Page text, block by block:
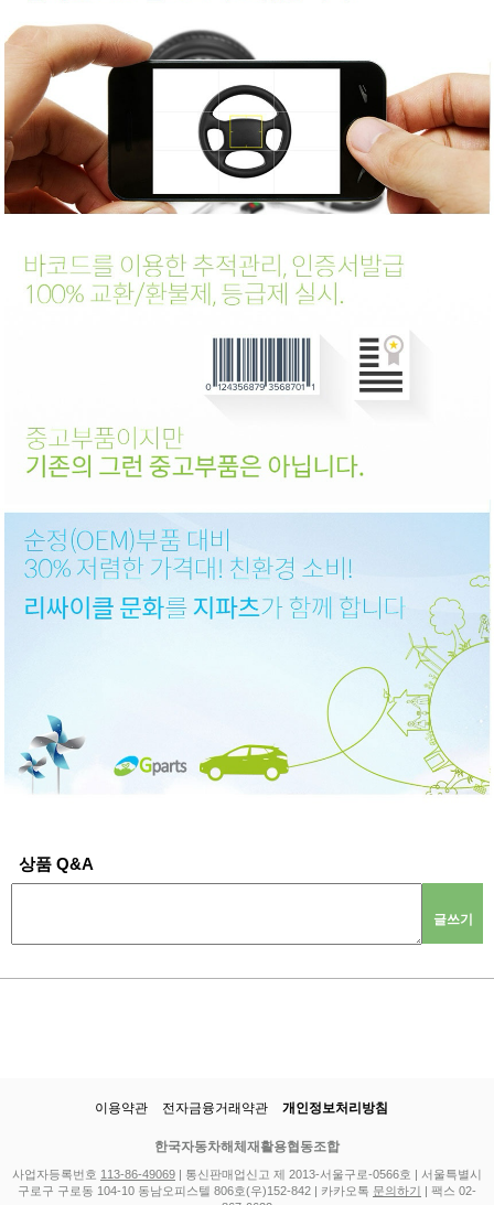
상품 Q&A
글쓰기
이용약관 전자금융거래약관 개인정보처리방침
한국자동차해체재활용협동조합
사업자등록번호 113-86-49069 | 통신판매업신고 제 2013-서울구로-0566호 | 서울특별시
구로구 구로동 104-10 동남오피스텔 806호(우)152-842 | 카카오톡 문의하기
| 팩스 02-